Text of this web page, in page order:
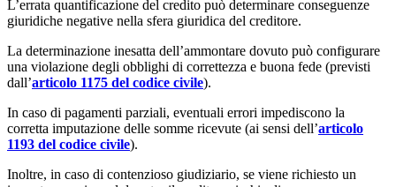
L’errata quantificazione del credito può determinare conseguenze
giuridiche negative nella sfera giuridica del creditore.
La determinazione inesatta dell’ammontare dovuto può configurare
una violazione degli obblighi di correttezza e buona fede (previsti
dall’articolo 1175 del codice civile).
In caso di pagamenti parziali, eventuali errori impediscono la
corretta imputazione delle somme ricevute (ai sensi dell’articolo
1193 del codice civile).
Inoltre, in caso di contenzioso giudiziario, se viene richiesto un